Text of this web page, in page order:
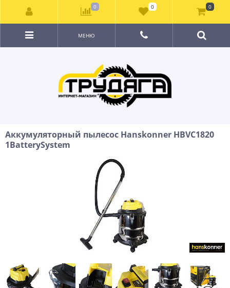
МЕНЮ
Аккумуляторный пылесос Hanskonner HBVC1820
1BatterySystem
0 0 0